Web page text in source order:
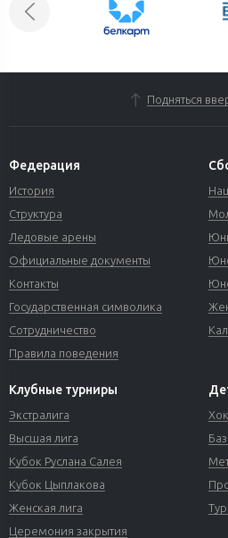
Подняться
Федерация
История
Структура
Ледовые арены
Официальные документы
Контакты
Государственная символика
Сотрудничество
Правила поведения
Клубные турниры
Экстралига
Высшая лига
Кубок Руслана Салея
Кубок Цыплакова
Женская лига
Церемония закрытия